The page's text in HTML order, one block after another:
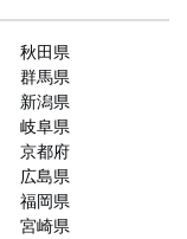
秋田県
群馬県
新潟県
岐阜県
京都府
広島県
福岡県
宮崎県